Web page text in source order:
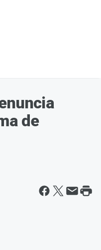
de